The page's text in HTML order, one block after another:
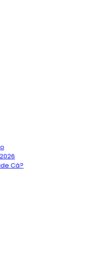
Cá?